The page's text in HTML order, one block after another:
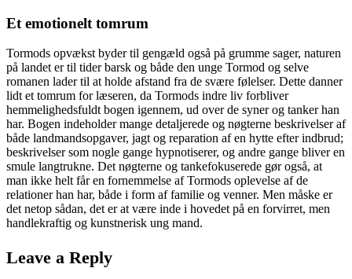
Et emotionelt tomrum
Tormods opvækst byder til gengæld også på grumme sager, naturen
på landet er til tider barsk og både den unge Tormod og selve
romanen lader til at holde afstand fra de svære følelser. Dette danner
lidt et tomrum for læseren, da Tormods indre liv forbliver
hemmelighedsfuldt bogen igennem, ud over de syner og tanker han
har. Bogen indeholder mange detaljerede og nøgterne beskrivelser af
både landmandsopgaver, jagt og reparation af en hytte efter indbrud;
beskrivelser som nogle gange hypnotiserer, og andre gange bliver en
smule langtrukne. Det nøgterne og tankefokuserede gør også, at
man ikke helt får en fornemmelse af Tormods oplevelse af de
relationer han har, både i form af familie og venner. Men måske er
det netop sådan, det er at være inde i hovedet på en forvirret, men
handlekraftig og kunstnerisk ung mand.
Leave a Reply